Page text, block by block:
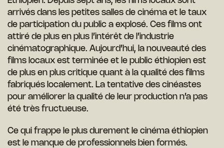
arrivés dans les petites salles de cinéma et le taux
de participation du public a explosé. Ces films ont
attiré de plus en plus l’intérêt de l’industrie
cinématographique. Aujourd’hui, la nouveauté des
films locaux est terminée et le public éthiopien est
de plus en plus critique quant à la qualité des films
fabriqués localement. La tentative des cinéastes
pour améliorer la qualité de leur production n’a pas
été très fructueuse.
Ce qui frappe le plus durement le cinéma éthiopien
est le manque de professionnels bien formés.